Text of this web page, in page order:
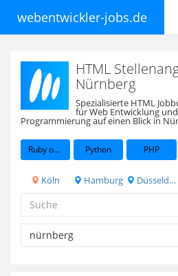
webentwickler-jobs.de
HTML
Nürnberg
Spezialisierte HTML
für Web Entwicklung
Programmierung auf einen Blick in
Ruby on Rails Python PHP
Köln Hamburg Düsseldorf